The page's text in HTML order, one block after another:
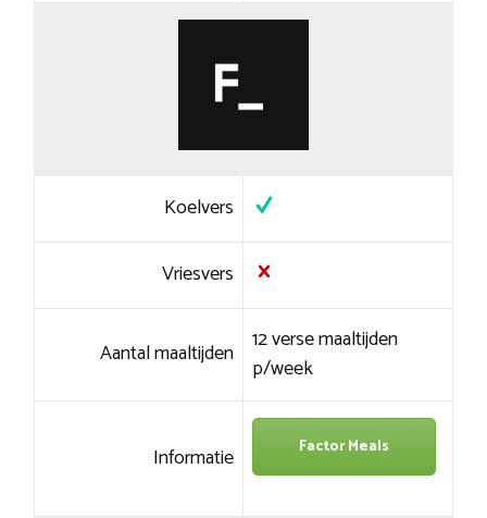
Koelvers
Vriesvers
Aantal maaltijden 12 verse maaltijden
p/week
Informatie Factor Meals